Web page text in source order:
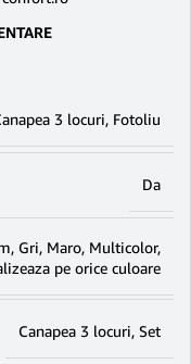
3 locuri, Fotoliu
Da
, Gri, Maro, Multicolor,
pe orice culoare
Canapea 3 locuri, Set